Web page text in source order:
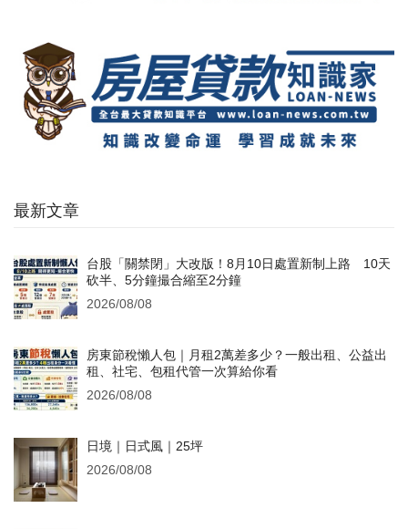
最新文章
台股「關禁閉」大改版！8月10日處置新制上路 10天
砍半、5分鐘撮合縮至2分鐘
2026/08/08
房東節稅懶人包｜月租2萬差多少？一般出租、公益出
租、社宅、包租代管一次算給你看
2026/08/08
日境｜日式風｜25坪
2026/08/08